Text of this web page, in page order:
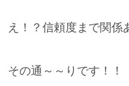
え！？信頼度まで関係
その通～～りです！！